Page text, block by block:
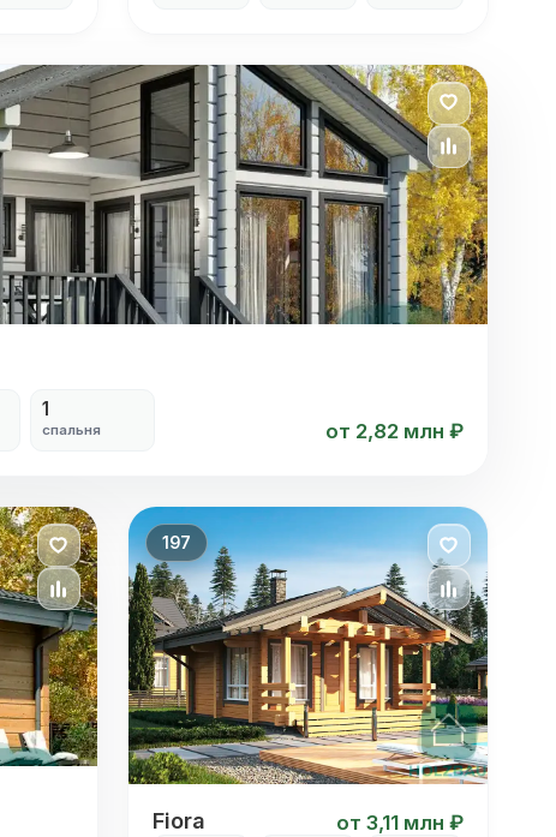
от 2,82 млн ₽
1
спальня
197
Fiora
Fiora от 3,11 млн ₽